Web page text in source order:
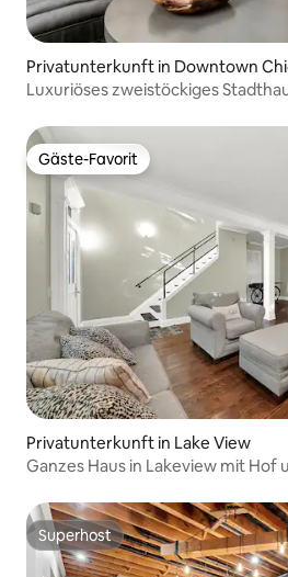
Privatunterkunft in Downtown
Luxuriöses zweistöckiges
Gäste-Favorit
Gäste-Favorit
Privatunterkunft in Lake View
Ganzes Haus in Lakeview mit Hof
Superhost
Superhost